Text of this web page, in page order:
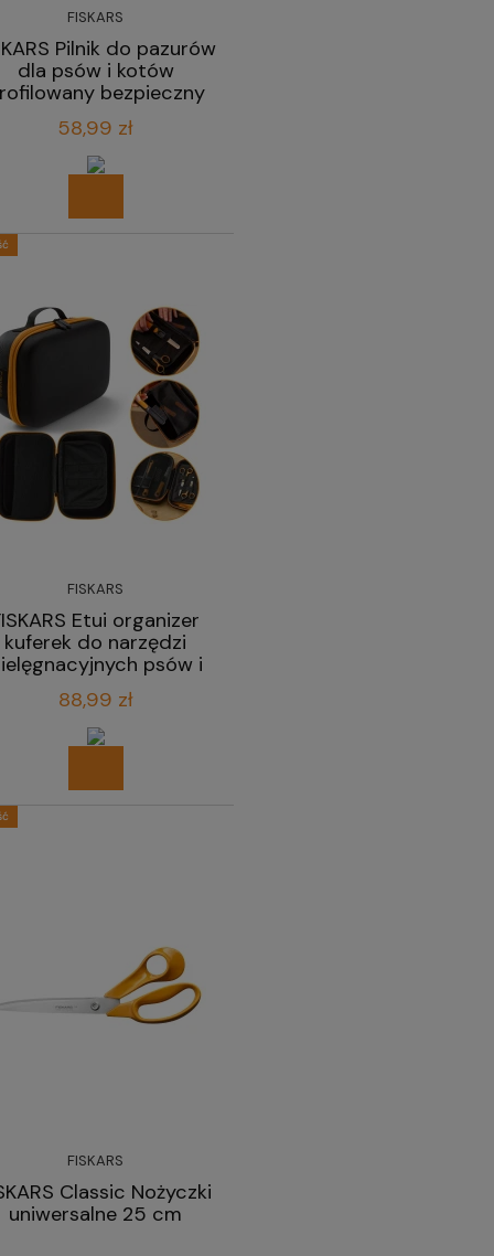
FISKARS
Pilnik do pazurów
dla psów i kotów
bezpieczny
18,3 cm
58,99 zł
FISKARS
Etui organizer
kuferek do narzędzi
psów i
88,99 zł
FISKARS
Classic Nożyczki
uniwersalne 25 cm